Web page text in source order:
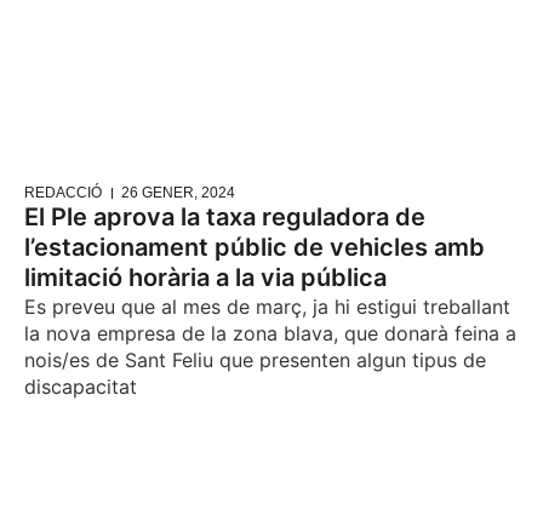
REDACCIÓ 26 GENER, 2024
El Ple aprova la taxa reguladora de
l’estacionament públic de vehicles amb
limitació horària a la via pública
Es preveu que al mes de març, ja hi estigui treballant
la nova empresa de la zona blava, que donarà feina a
nois/es de Sant Feliu que presenten algun tipus de
discapacitat